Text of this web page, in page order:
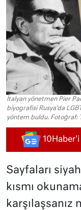
İtalyan yönetmen Pier
biyografisi Rusya'da
yöntem buldu. Fotoğraf:
Sayfaları
kısmı